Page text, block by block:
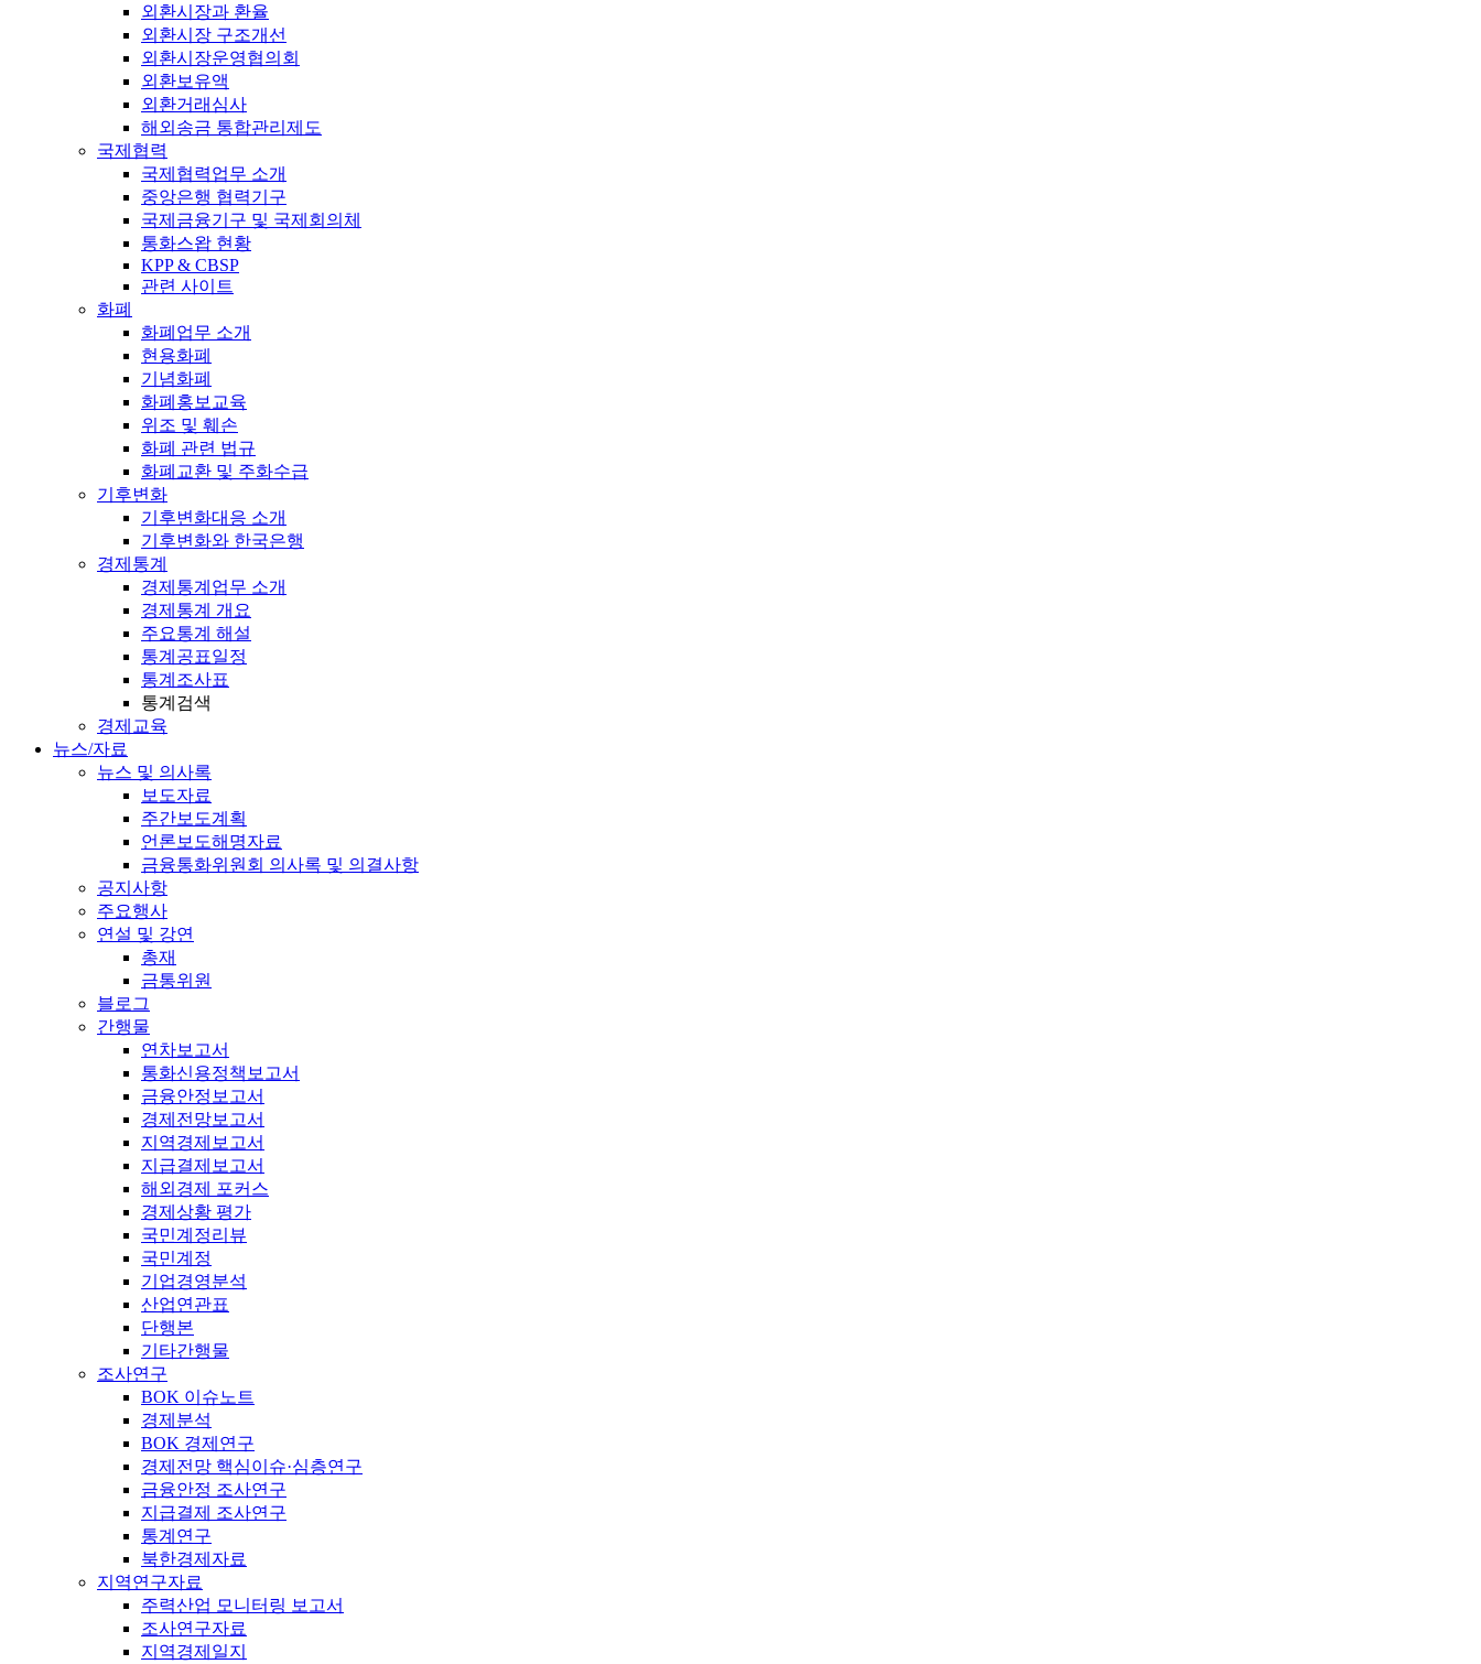
외환시장과 환율
외환시장 구조개선
외환시장운영협의회
외환보유액
외환거래심사
해외송금 통합관리제도
국제협력
국제협력업무 소개
중앙은행 협력기구
국제금융기구 및 국제회의체
통화스왑 현황
KPP & CBSP
관련 사이트
화폐
화폐업무 소개
현용화폐
기념화폐
화폐홍보교육
위조 및 훼손
화폐 관련 법규
화폐교환 및 주화수급
기후변화
기후변화대응 소개
기후변화와 한국은행
경제통계
경제통계업무 소개
경제통계 개요
주요통계 해설
통계공표일정
통계조사표
통계검색
경제교육
뉴스/자료
뉴스 및 의사록
보도자료
주간보도계획
언론보도해명자료
금융통화위원회 의사록 및 의결사항
공지사항
주요행사
연설 및 강연
총재
금통위원
블로그
간행물
연차보고서
통화신용정책보고서
금융안정보고서
경제전망보고서
지역경제보고서
지급결제보고서
해외경제 포커스
경제상황 평가
국민계정리뷰
국민계정
기업경영분석
산업연관표
단행본
기타간행물
조사연구
BOK 이슈노트
경제분석
BOK 경제연구
경제전망 핵심이슈·심층연구
금융안정 조사연구
지급결제 조사연구
통계연구
북한경제자료
지역연구자료
주력산업 모니터링 보고서
조사연구자료
지역경제일지